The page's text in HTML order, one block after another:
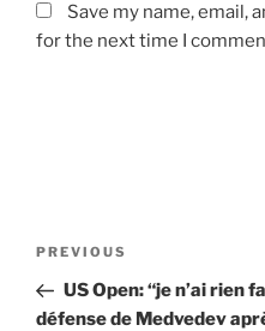
Save my name, email,
for the next time I
Previous
Post
PREVIOUS
US Open: “je n’ai rien
défense de Medvedev